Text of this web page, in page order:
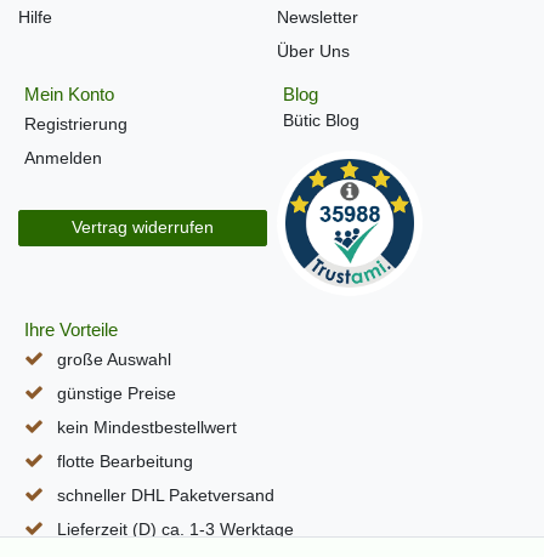
Hilfe
Newsletter
Über Uns
Mein Konto
Registrierung
Anmelden
Vertrag widerrufen
Blog
Bütic Blog
Ihre Vorteile
große Auswahl
günstige Preise
kein Mindestbestellwert
flotte Bearbeitung
schneller DHL Paketversand
Lieferzeit (D) ca. 1-3 Werktage